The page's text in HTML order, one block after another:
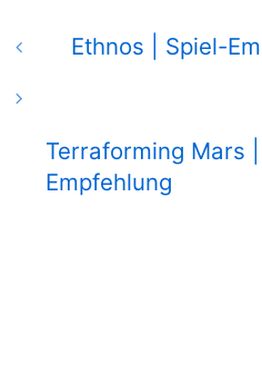
Ethnos | Spiel-
Terraforming Mars
Empfehlung